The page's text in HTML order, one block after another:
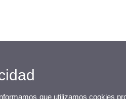
que utilizamos cookies